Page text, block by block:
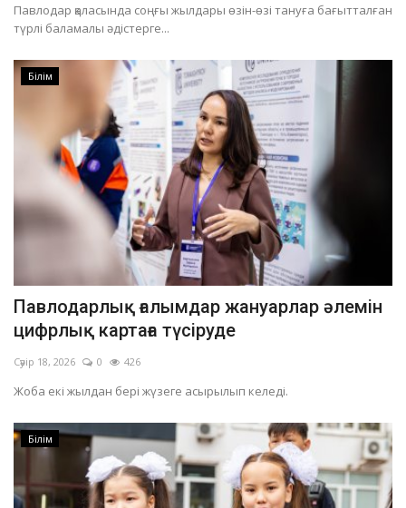
Павлодар қаласында соңғы жылдары өзін-өзі тануға бағытталған
түрлі баламалы әдістерге...
Білім
Павлодарлық ғалымдар жануарлар әлемін
цифрлық картаға түсіруде
Сәуір 18, 2026 0 426
Жоба екі жылдан бері жүзеге асырылып келеді.
Білім